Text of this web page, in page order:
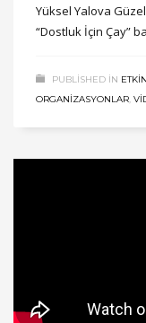
Yüksel Yalova
“Dostluk İçin Çay”
PUBLISHED IN
ORGANIZASYONLAR,